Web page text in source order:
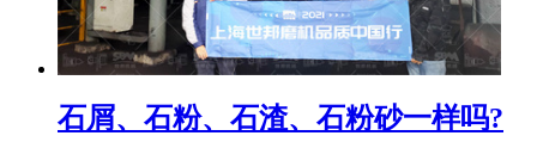
石屑、石粉、石渣、石粉砂一样吗?